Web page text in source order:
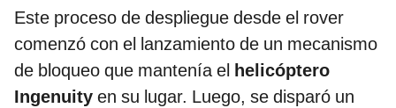
Este proceso de despliegue desde el rover
comenzó con el lanzamiento de un mecanismo
de bloqueo que mantenía el helicóptero
Ingenuity en su lugar. Luego, se disparó un